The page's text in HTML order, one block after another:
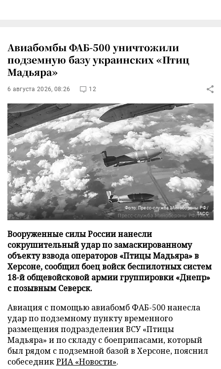
Авиабомбы ФАБ-500 уничтожили
подземную базу украинских «Птиц
Мадьяра»
6 августа 2026, 08:26 12
Фото: Пресс-служба Минобороны РФ/
ТАСС
Вооруженные силы России нанесли
сокрушительный удар по замаскированному
объекту взвода операторов «Птицы Мадьяра» в
Херсоне, сообщил боец войск беспилотных систем
18-й общевойсковой армии группировки «Днепр»
с позывным Северск.
Авиация с помощью авиабомб ФАБ-500 нанесла
удар по подземному пункту временного
размещения подразделения ВСУ «Птицы
Мадьяра» и по складу с боеприпасами, который
был рядом с подземной базой в Херсоне, пояснил
собеседникРИА «Новости».